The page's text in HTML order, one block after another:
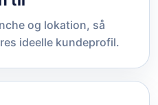
og lokation, så
ideelle kundeprofil.